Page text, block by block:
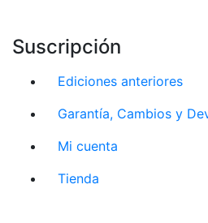
Suscripción
Ediciones anteriores
Garantía, Cambios y
Mi cuenta
Tienda